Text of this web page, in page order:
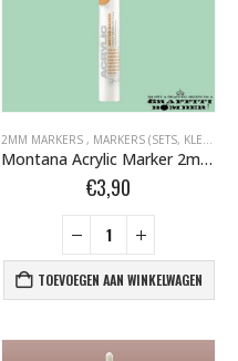
,MARKERS BOMBER.NL,MONTANA
2MM MARKERS , MARKERS (SETS, KLEUR, EMPTY)
Montana Acrylic Marker 2mm 6120 Malachite Light 346408
€3,90
TOEVOEGEN AAN WINKELWAGEN